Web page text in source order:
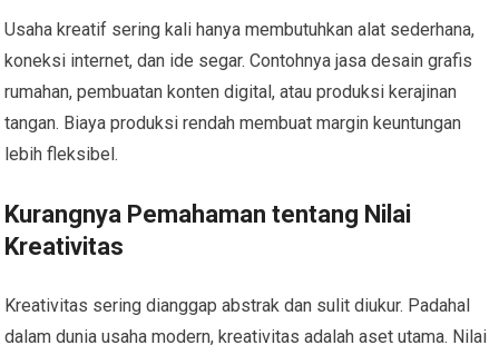
Usaha kreatif sering kali hanya membutuhkan alat sederhana,
koneksi internet, dan ide segar. Contohnya jasa desain grafis
rumahan, pembuatan konten digital, atau produksi kerajinan
tangan. Biaya produksi rendah membuat margin keuntungan
lebih fleksibel.
Kurangnya Pemahaman tentang Nilai
Kreativitas
Kreativitas sering dianggap abstrak dan sulit diukur. Padahal
dalam dunia usaha modern, kreativitas adalah aset utama. Nilai